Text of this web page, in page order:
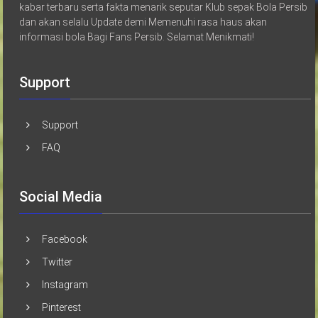
kabar terbaru serta fakta menarik seputar Klub sepak Bola Persib
dan akan selalu Update demi Memenuhi rasa haus akan
informasi bola Bagi Fans Persib. Selamat Menikmati!
Support
Support
FAQ
Social Media
Facebook
Twitter
Instagram
Pinterest